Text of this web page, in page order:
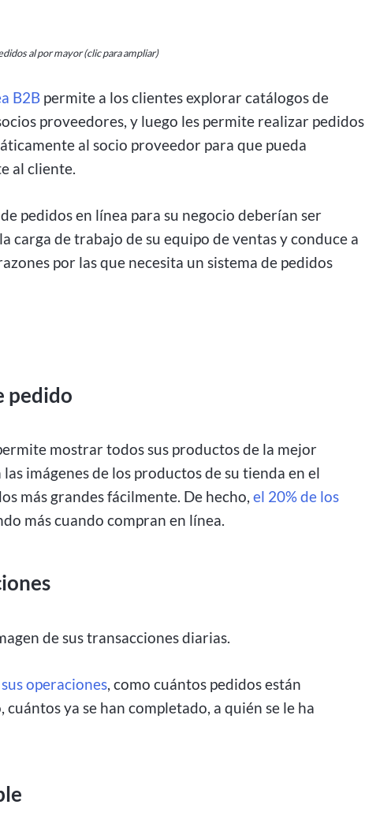
al por mayor (clic para ampliar)
B2B permite a los clientes explorar catálogos de
proveedores, y luego les permite realizar pedidos
al socio proveedor para que pueda
al cliente.
pedidos en línea para su negocio deberían ser
carga de trabajo de su equipo de ventas y conduce a
por las que necesita un sistema de pedidos
pedido
mostrar todos sus productos de la mejor
imágenes de los productos de su tienda en el
más grandes fácilmente. De hecho, el 20% de los
más cuando compran en línea.
de sus transacciones diarias.
operaciones , como cuántos pedidos están
ya se han completado, a quién se le ha